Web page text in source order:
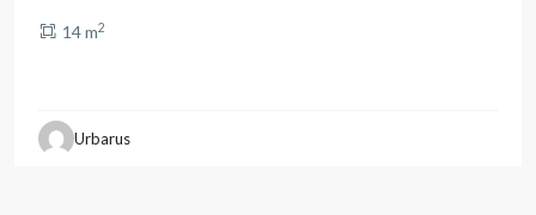
14 m2
Urbarus